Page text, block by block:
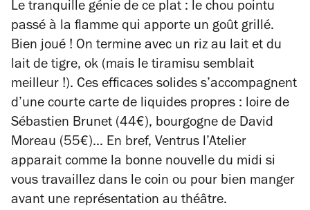
Le tranquille génie de ce plat : le chou pointu
passé à la flamme qui apporte un goût grillé.
Bien joué ! On termine avec un riz au lait et du
lait de tigre, ok (mais le tiramisu semblait
meilleur !). Ces efficaces solides s’accompagnent
d’une courte carte de liquides propres : loire de
Sébastien Brunet (44€), bourgogne de David
Moreau (55€)... En bref, Ventrus l’Atelier
apparait comme la bonne nouvelle du midi si
vous travaillez dans le coin ou pour bien manger
avant une représentation au théâtre.